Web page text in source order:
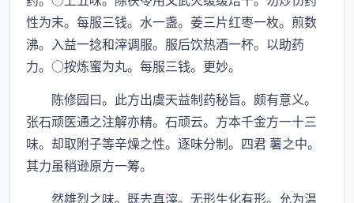
性为末。每服三钱。水一盏。姜三片红枣一枚。煎数
沸。入益一捻和滓调服。服后饮热酒一杯。以助药
力。○按炼蜜为丸。每服三钱。更妙。
陈修园曰。此方出虞天益制药秘旨。颇有意义。
张石顽医通之注解亦精。石顽云。方本千金方一十三
味。却取附子等辛燥之性。逐味分制。四君 薯之中。
其力虽稍逊原方一筹。
然雄烈之味。既去真滓。无形生化有形。允为温